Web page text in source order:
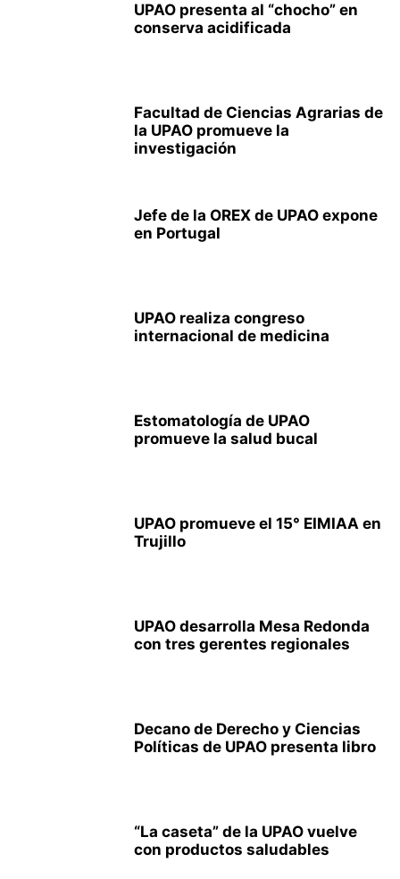
UPAO presenta al “chocho” en
conserva acidificada
Facultad de Ciencias Agrarias de
la UPAO promueve la
investigación
Jefe de la OREX de UPAO expone
en Portugal
UPAO realiza congreso
internacional de medicina
Estomatología de UPAO
promueve la salud bucal
UPAO promueve el 15° EIMIAA en
Trujillo
UPAO desarrolla Mesa Redonda
con tres gerentes regionales
Decano de Derecho y Ciencias
Políticas de UPAO presenta libro
“La caseta” de la UPAO vuelve
con productos saludables